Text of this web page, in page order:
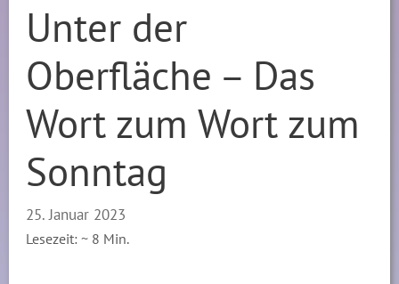
Unter der
Oberfläche – Das
Wort zum Wort zum
Sonntag
25. Januar 2023
Lesezeit: ~ 8 Min.